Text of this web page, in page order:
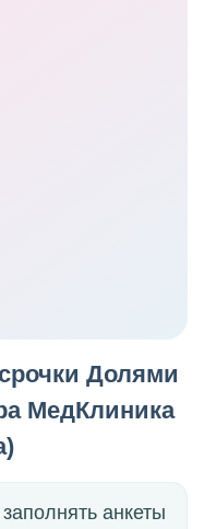
Долями
МедКлиника
анкеты